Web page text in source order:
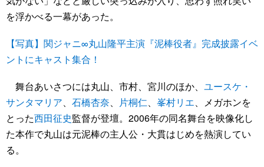
を浮かべる一幕があった。
【写真】関ジャニ∞丸山隆平主演『泥棒役者』完成披露イベ
ントにキャスト集合！
舞台あいさつには丸山、市村、宮川のほか、 ユースケ・
サンタマリア、 石橋杏奈、 片桐仁、 峯村リエ、メガホンを
とった西田征史監督が登壇。2006年の同名舞台を映像化し
た本作で丸山は元泥棒の主人公・大貫はじめを熱演してい
る。